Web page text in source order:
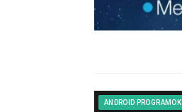
ANDROID PROGRAMOK